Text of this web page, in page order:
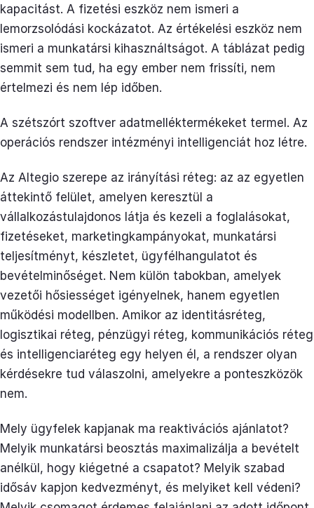
kapacitást. A fizetési eszköz nem ismeri a
lemorzsolódási kockázatot. Az értékelési eszköz nem
ismeri a munkatársi kihasználtságot. A táblázat pedig
semmit sem tud, ha egy ember nem frissíti, nem
értelmezi és nem lép időben.
A szétszórt szoftver adatmelléktermékeket termel. Az
operációs rendszer intézményi intelligenciát hoz létre.
Az Altegio szerepe az irányítási réteg: az az egyetlen
áttekintő felület, amelyen keresztül a
vállalkozástulajdonos látja és kezeli a foglalásokat,
fizetéseket, marketingkampányokat, munkatársi
teljesítményt, készletet, ügyfélhangulatot és
bevételminőséget. Nem külön tabokban, amelyek
vezetői hősiességet igényelnek, hanem egyetlen
működési modellben. Amikor az identitásréteg,
logisztikai réteg, pénzügyi réteg, kommunikációs réteg
és intelligenciaréteg egy helyen él, a rendszer olyan
kérdésekre tud válaszolni, amelyekre a ponteszközök
nem.
Mely ügyfelek kapjanak ma reaktivációs ajánlatot?
Melyik munkatársi beosztás maximalizálja a bevételt
anélkül, hogy kiégetné a csapatot? Melyik szabad
idősáv kapjon kedvezményt, és melyiket kell védeni?